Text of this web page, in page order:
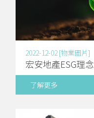
2022-12-02 [物業圖片]
宏安地產ESG理念
了解更多